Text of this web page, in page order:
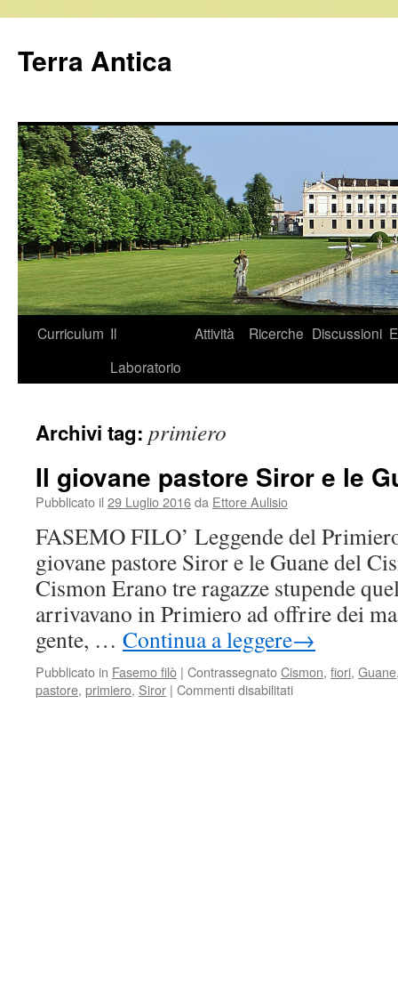
contenuto
Terra Antica
Curriculum Il
Laboratorio
Attività Ricerche Discussioni
Archivi tag: primiero
Il giovane pastore Siror e le
Pubblicato il 29 Luglio 2016da Ettore Aulisio
FASEMO FILO’ Leggende del
giovane pastore Siror e le Guane del
Cismon Erano tre ragazze stupende
arrivavano in Primiero ad offrire dei
gente, … Continua a leggere→
Pubblicato in Fasemo filò | ContrassegnatoCismon, fiori, Guane
pastore, primiero, Siror | Commenti disabilitati